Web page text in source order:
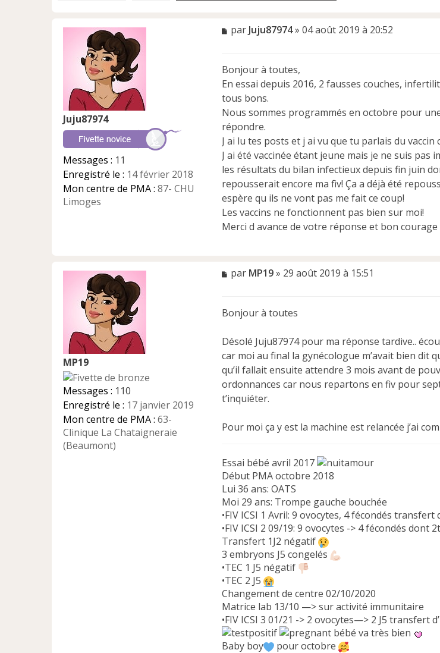
Juju87974
Messages : 11
Enregistré le : 14 février 2018
Mon centre de PMA : 87- CHU
Limoges
M
a
g
e
n
o
n
l
u
par Juju87974» 04 août 2019 à 20:52
Bonjour à toutes,
En essai depuis 2016, 2 fausses couches,
tous bons.
Nous sommes programmés en octobre pour
répondre.
J ai lu tes posts et j ai vu que tu parlais du
J ai été vaccinée étant jeune mais je ne suis pas
les résultats du bilan infectieux depuis fin juin
repousserait encore ma fiv! Ça a déjà été
espère qu ils ne vont pas me fait ce coup!
Les vaccins ne fonctionnent pas bien sur moi!
Merci d avance de votre réponse et bon
MP19
Messages : 110
Enregistré le : 17 janvier 2019
Mon centre de PMA : 63-
Clinique La Chataigneraie
(Beaumont)
M
a
e
n
o
n
l
u
par MP19» 29 août 2019 à 15:51
Bonjour à toutes
Désolé Juju87974 pour ma réponse tardive..
car moi au final la gynécologue m’avait bien dit
qu’il fallait ensuite attendre 3 mois avant de
ordonnances car nous repartons en fiv pour
t’inquiéter.
Pour moi ça y est la machine est relancée j’ai
Essai bébé avril 2017
Début PMA octobre 2018
Lui 36 ans: OATS
Moi 29 ans: Trompe gauche bouchée
•FIV ICSI 1 Avril: 9 ovocytes, 4 fécondés transfert
•FIV ICSI 2 09/19: 9 ovocytes -> 4 fécondés dont
Transfert 1J2 négatif
3 embryons J5 congelés
•TEC 1 J5 négatif
•TEC 2 J5
Changement de centre 02/10/2020
Matrice lab 13/10 —> sur activité immunitaire
•FIV ICSI 3 01/21 -> 2 ovocytes—> 2 J5 transfert
bébé va très bien
Baby boy
pour octobre